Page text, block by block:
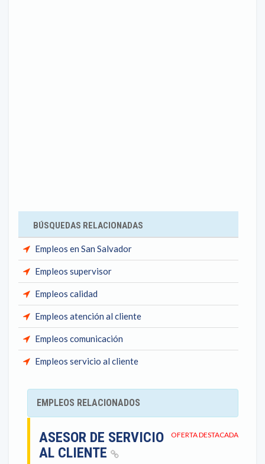
BÚSQUEDAS RELACIONADAS
Empleos en San Salvador
Empleos supervisor
Empleos calidad
Empleos atención al cliente
Empleos comunicación
Empleos servicio al cliente
EMPLEOS RELACIONADOS
OFERTA DESTACADA
ASESOR DE SERVICIO
AL CLIENTE